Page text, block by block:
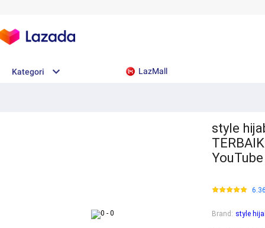
Kategori LazMall
style
YouTube
Brand : style